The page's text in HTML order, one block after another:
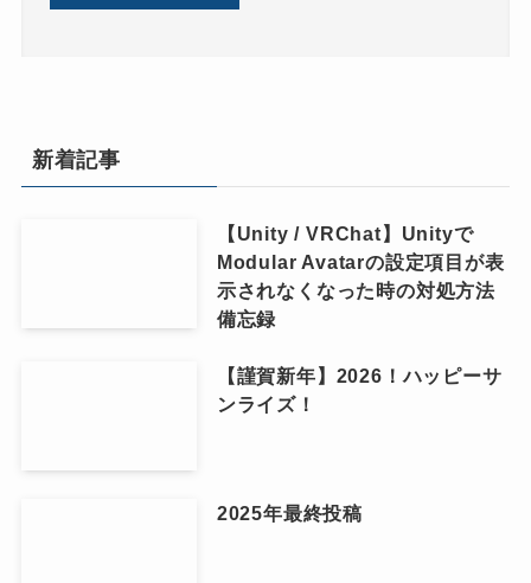
新着記事
【Unity / VRChat】Unityで
Modular Avatarの設定項目が表
示されなくなった時の対処方法
備忘録
【謹賀新年】2026！ハッピーサ
ンライズ！
2025年最終投稿